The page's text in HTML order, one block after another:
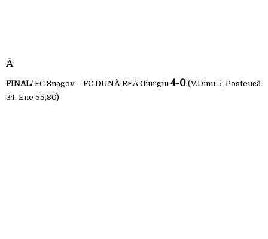
Â
FINAL/ FC Snagov – FC DUNĂ‚REA Giurgiu 4-0 (V.Dinu 5, Posteucă
34, Ene 55,80)